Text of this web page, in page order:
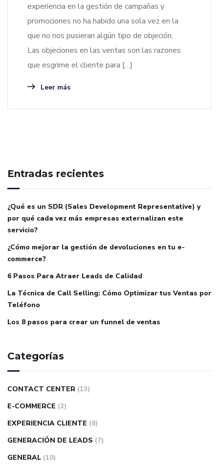
experiencia en la gestión de campañas y
promociones no ha habido una sola vez en la
que no nos pusieran algún tipo de objeción.
Las objeciones en las ventas son las razones
que esgrime el cliente para […]
Leer más
Entradas recientes
¿Qué es un SDR (Sales Development Representative) y
por qué cada vez más empresas externalizan este
servicio?
¿Cómo mejorar la gestión de devoluciones en tu e-
commerce?
6 Pasos Para Atraer Leads de Calidad
La Técnica de Call Selling: Cómo Optimizar tus Ventas por
Teléfono
Los 8 pasos para crear un funnel de ventas
Categorías
CONTACT CENTER (13)
E-COMMERCE (2)
EXPERIENCIA CLIENTE (8)
GENERACIÓN DE LEADS (7)
GENERAL (10)